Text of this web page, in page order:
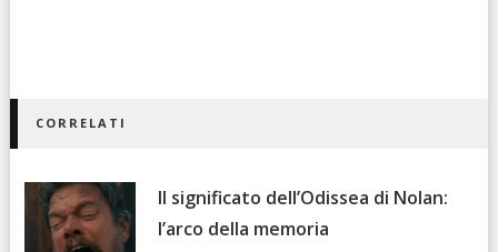
CORRELATI
Il significato dell’Odissea di Nolan:
l’arco della memoria